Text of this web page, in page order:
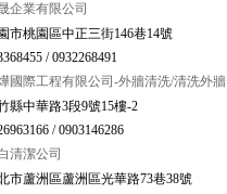
企業有限公司
市桃園區中正三街146巷14號
/ 0932268491
國際工程有限公司-外牆清洗/清洗外牆
縣中華路3段9號15樓-2
/ 0903146286
清潔公司
市蘆洲區蘆洲區光華路73巷38號